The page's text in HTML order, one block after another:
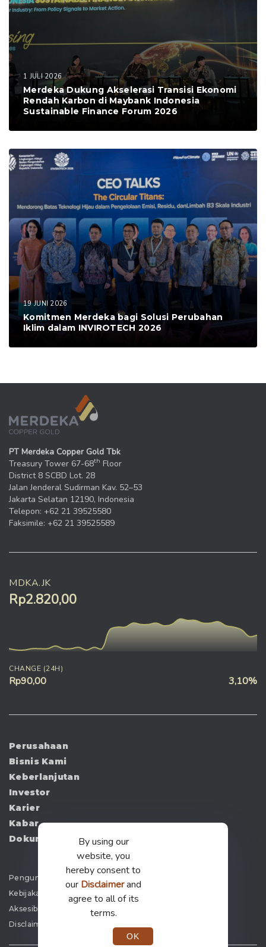
1 JULI 2026
Merdeka Dukung Akselerasi Transisi Ekonomi
Rendah Karbon di Maybank Indonesia
Sustainable Finance Forum 2026
19 JUNI 2026
Komitmen Merdeka bagi Solusi Perubahan
Iklim dalam INVIROTECH 2026
PT Merdeka Copper Gold Tbk
Treasury Tower 67-68th Floor
District 8 SCBD Lot. 28
Jalan Jenderal Sudirman Kav. 52–53
Jakarta Selatan 12190, Indonesia
Telepon: +62 21 39525580
Faksimile: +62 21 39525589
MDKA.JK
Rp2.820,00
CHANGE (24H)
Rp90,00 3,10%
Perusahaan
Bisnis Kami
Keberlanjutan
Investor
Karier
Kabar
Dokumen
Pengumuman
Kebijakan Privasi
Aksesibilitas
Disclaimer
By using our
website, you
hereby consent to
our Disclaimerand
agree to all of its
terms.
OK